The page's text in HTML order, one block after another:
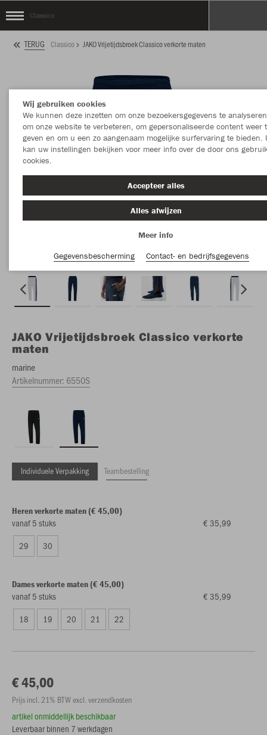
Classico
TERUG Classico JAKO Vrijetijdsbroek Classico verkorte maten
JAKO Vrijetijdsbroek Classico verkorte
maten
marine
Artikelnummer: 6550S
Individuele Verpakking Teambestelling
Heren verkorte maten (€ 45,00)
vanaf 5 stuks
€ 35,99
29
30
Dames verkorte maten (€ 45,00)
vanaf 5 stuks
€ 35,99
18
19 20 21 22
€ 45,00
Prijs incl. 21% BTW excl. verzendkosten
artikel onmiddellijk beschikbaar
Leverbaar binnen 7 werkdagen
Wij gebruiken cookies
We kunnen deze inzetten om onze bezoekersgegevens te
om onze website te verbeteren, om gepersonaliseerde content weer
geven en om u een zo aangenaam mogelijke surfervaring te bieden.
kan uw instellingen bekijken voor meer info over de door ons
cookies.
Accepteer alles
Alles afwijzen
Meer info
Gegevensbescherming
Contact- en bedrijfsgegevens